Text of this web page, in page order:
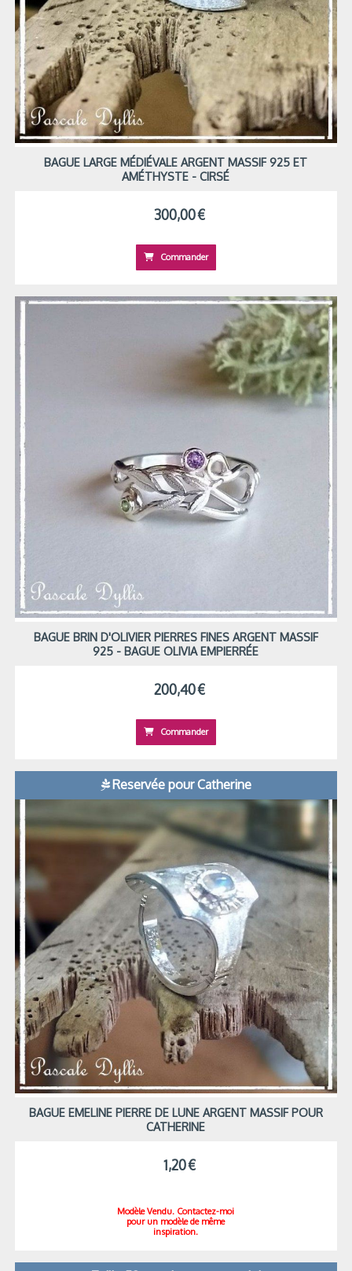
BAGUE LARGE MÉDIÉVALE ARGENT MASSIF 925 ET
AMÉTHYSTE - CIRSÉ
300,00€
Commander
BAGUE BRIN D'OLIVIER PIERRES FINES ARGENT MASSIF
925 - BAGUE OLIVIA EMPIERRÉE
200,40€
Commander
Reservée pour Catherine
BAGUE EMELINE PIERRE DE LUNE ARGENT MASSIF POUR
CATHERINE
1,20€
Modèle Vendu. Contactez-moi
pour un modèle de même
inspiration.